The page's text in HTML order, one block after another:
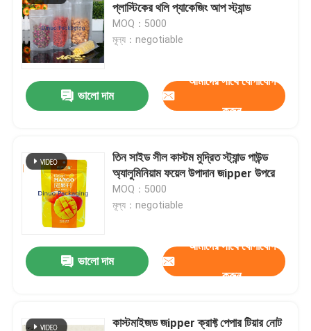
প্লাস্টিকের থলি প্যাকেজিং আপ স্ট্যান্ড
MOQ：5000
মূল্য：negotiable
ভালো দাম
আমাদের সাথে যোগাযোগ
করুন
তিন সাইড সীল কাস্টম মুদ্রিত স্ট্যান্ড পাউন্ড
অ্যালুমিনিয়াম ফয়েল উপাদান জipper উপরে
MOQ：5000
মূল্য：negotiable
ভালো দাম
আমাদের সাথে যোগাযোগ
করুন
কাস্টমাইজড জipper ক্রাফ্ট পেপার টিয়ার নোট